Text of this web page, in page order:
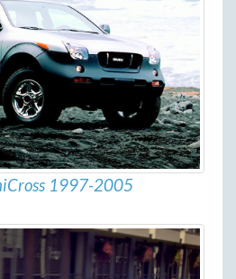
1997-2005